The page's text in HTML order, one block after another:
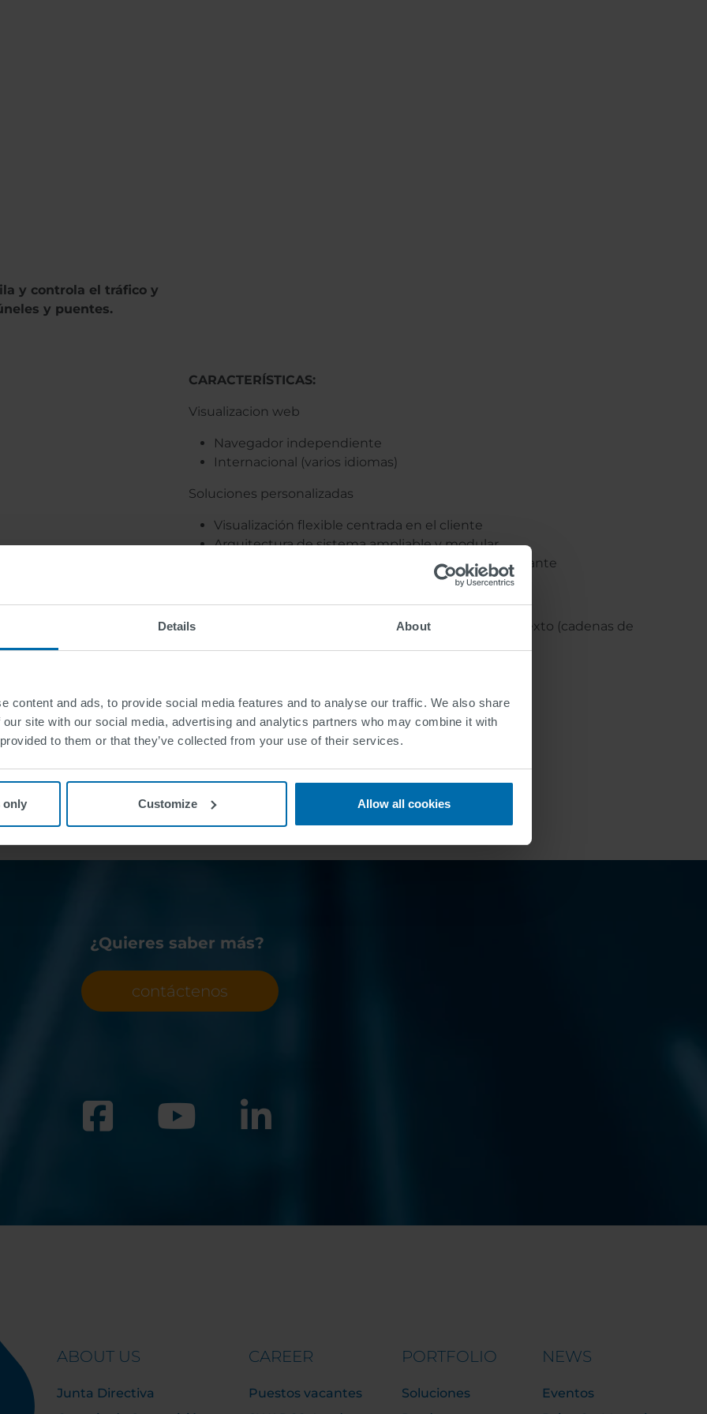
Details About
content and ads, to provide social media features and to analyse our traffic. We also share
site with our social media, advertising and analytics partners who may combine it with
to them or that they’ve collected from your use of their services.
only Customize Allow all cookies
y controla el tráfico y
y puentes.
salas, prevención de
situaciones de
CARACTERÍSTICAS:
Visualizacion web
Navegador independiente
Internacional (varios idiomas)
Soluciones personalizadas
Visualización flexible centrada en el cliente
Arquitectura de sistema ampliable y modular
Interfaces abiertas y PLC independiente del fabricante
Descripciones de secuencias lógicas basadas en texto (cadenas de
Conmutación
Redundancia (espera activa)
¿Quieres saber más?
contáctenos
ABOUT US
Junta Directiva
CAREER
Puestos vacantes
PORTFOLIO
Soluciones
NEWS
Eventos